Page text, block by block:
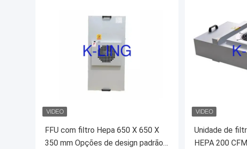
FFU com filtro Hepa 650 X 650 X
350 mm Opções de design padrão
Unidade de
HEPA 200